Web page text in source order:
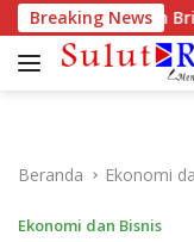
Langsung
ke
konten
Breaking News
Penggunaan
Beranda Ekonomi
Ekonomi dan Bisnis